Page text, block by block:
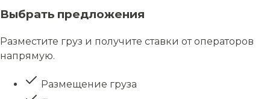
Выбрать предложения
Разместите груз и получите ставки от операторов
напрямую.
Размещение груза